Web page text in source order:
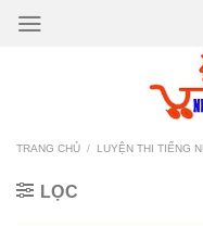
Bỏ
TRANG CHỦ / LUYỆN THI TIẾNG
LỌC